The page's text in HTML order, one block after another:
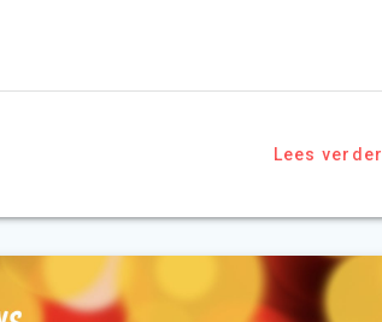
Lees verder